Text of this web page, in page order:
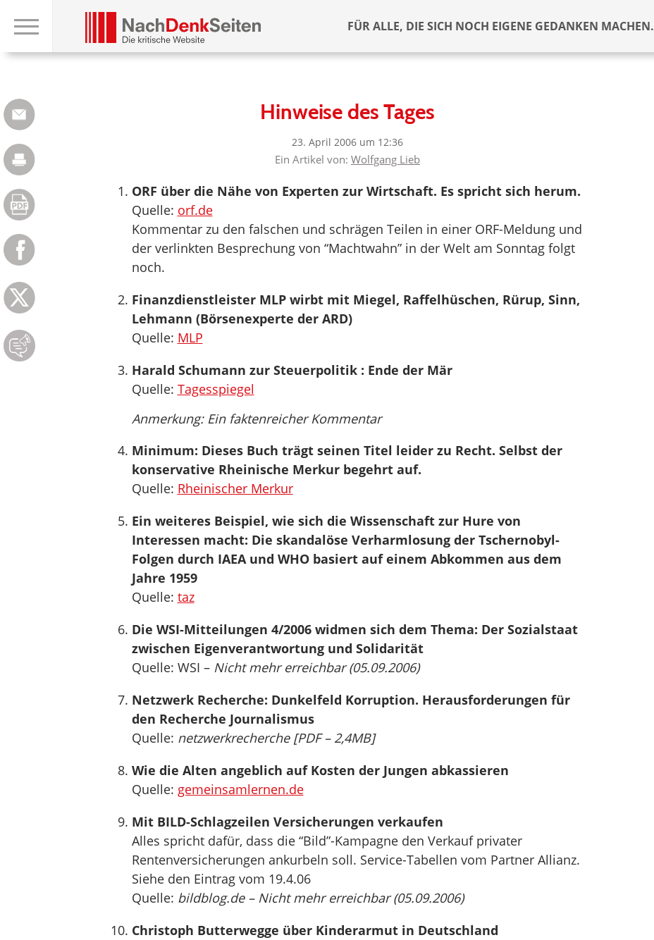
FÜR ALLE, DIE SICH NOCH EIGENE GEDANKEN MACHEN.
Hinweise des Tages
23. April 2006 um 12:36
Ein Artikel von: Wolfgang Lieb
ORF über die Nähe von Experten zur Wirtschaft. Es spricht sich herum.
Quelle: orf.de
Kommentar zu den falschen und schrägen Teilen in einer ORF-Meldung und
der verlinkten Besprechung von “Machtwahn” in der Welt am Sonntag folgt
noch.
Finanzdienstleister MLP wirbt mit Miegel, Raffelhüschen, Rürup, Sinn,
Lehmann (Börsenexperte der ARD)
Quelle: MLP
Harald Schumann zur Steuerpolitik : Ende der Mär
Quelle: Tagesspiegel
Anmerkung: Ein faktenreicher Kommentar
Minimum: Dieses Buch trägt seinen Titel leider zu Recht. Selbst der
konservative Rheinische Merkur begehrt auf.
Quelle: Rheinischer Merkur
Ein weiteres Beispiel, wie sich die Wissenschaft zur Hure von
Interessen macht: Die skandalöse Verharmlosung der Tschernobyl-
Folgen durch IAEA und WHO basiert auf einem Abkommen aus dem
Jahre 1959
Quelle: taz
Die WSI-Mitteilungen 4/2006 widmen sich dem Thema: Der Sozialstaat
zwischen Eigenverantwortung und Solidarität
Quelle: WSI – Nicht mehr erreichbar (05.09.2006)
Netzwerk Recherche: Dunkelfeld Korruption. Herausforderungen für
den Recherche Journalismus
Quelle: netzwerkrecherche [PDF – 2,4MB]
Wie die Alten angeblich auf Kosten der Jungen abkassieren
Quelle: gemeinsamlernen.de
Mit BILD-Schlagzeilen Versicherungen verkaufen
Alles spricht dafür, dass die “Bild”-Kampagne den Verkauf privater
Rentenversicherungen ankurbeln soll. Service-Tabellen vom Partner Allianz.
Siehe den Eintrag vom 19.4.06
Quelle: bildblog.de – Nicht mehr erreichbar (05.09.2006)
Christoph Butterwegge über Kinderarmut in Deutschland